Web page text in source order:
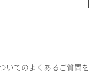
いてのよくあるご質問を